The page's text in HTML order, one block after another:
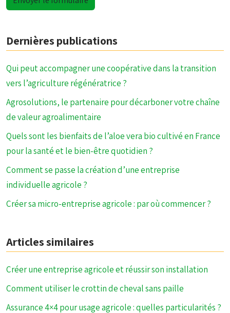
Dernières publications
Qui peut accompagner une coopérative dans la transition
vers l’agriculture régénératrice ?
Agrosolutions, le partenaire pour décarboner votre chaîne
de valeur agroalimentaire
Quels sont les bienfaits de l’aloe vera bio cultivé en France
pour la santé et le bien-être quotidien ?
Comment se passe la création d’une entreprise
individuelle agricole ?
Créer sa micro-entreprise agricole : par où commencer ?
Articles similaires
Créer une entreprise agricole et réussir son installation
Comment utiliser le crottin de cheval sans paille
Assurance 4×4 pour usage agricole : quelles particularités ?